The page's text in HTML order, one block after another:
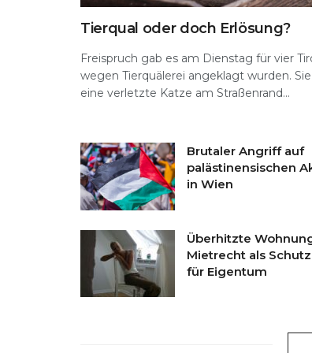
Tierqual oder doch Erlösung?
Freispruch gab es am Dienstag für vier
wegen Tierquälerei angeklagt wurden.
eine verletzte Katze am Straßenrand...
Brutaler Angriff auf
palästinensischen
in Wien
Überhitzte
Mietrecht als
für Eigentum